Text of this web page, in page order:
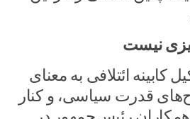
نیست
کابینه ائتلافی به معنای
قدرت سیاسی، و کنار